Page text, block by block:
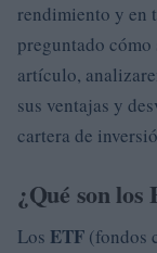
rendimiento y en
preguntado cómo
artículo,
sus ventajas y
cartera de
¿Qué son los
Los ETF (fondos